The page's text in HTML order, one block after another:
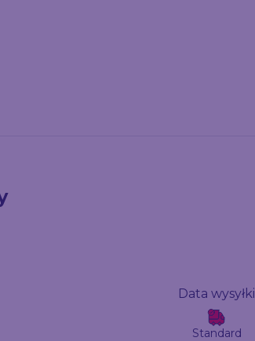
Data wysyłki
Standard